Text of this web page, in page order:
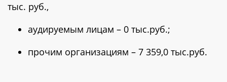
тыс. руб.,
аудируемым лицам – 0 тыс.руб.;
прочим организациям – 7 359,0 тыс.руб.